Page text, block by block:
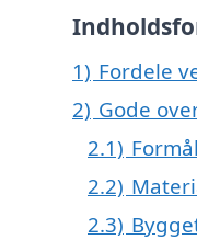
1) Fordele
2) Gode
2.1)
2.2)
2.3)